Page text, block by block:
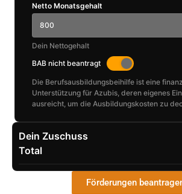
Netto Monatsgehalt
Dein Nettogehalt
BAB nicht beantragt
Die Berufsausbildungsbeihilfe ist eine
Unterstützung für Azubis, deren eigenes
ausreicht, um die Ausbildungskosten zu
Dein Zuschuss
Total
Förderungen